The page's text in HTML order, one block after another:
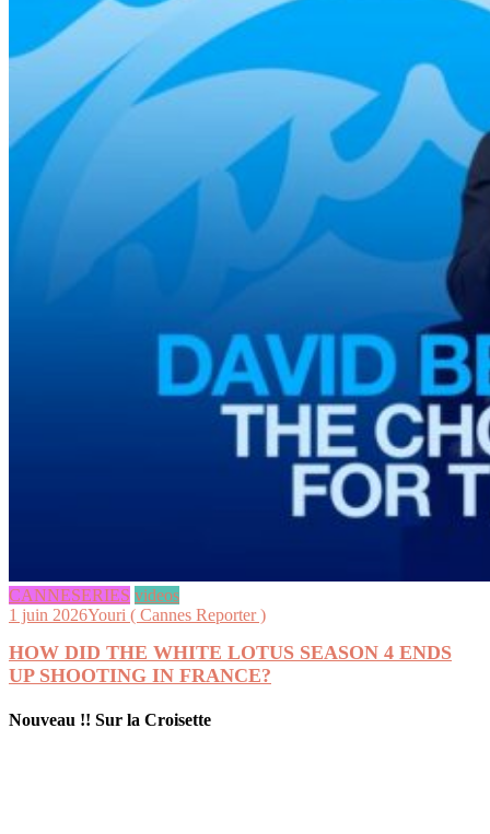
CANNESERIES videos
1 juin 2026Youri ( Cannes Reporter )
HOW DID THE WHITE LOTUS SEASON 4 ENDS
UP SHOOTING IN FRANCE?
Nouveau !! Sur la Croisette